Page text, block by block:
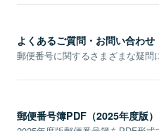
よくあるご質問・お問い合わせ
郵便番号に関するさまざまな疑問
郵便番号簿PDF（2025年度版）